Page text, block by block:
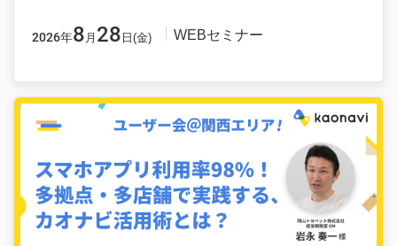
2026年8 月 28日(金) WEBセミナー